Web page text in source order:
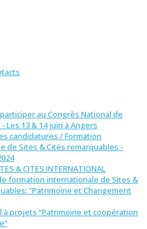
au Congrès National de
Les 13 & 14 juin à Angers
candidatures / Formation
de Sites & Cités remarquables -
& CITES INTERNATIONAL
formation internationale de Sites &
"Patrimoine et Changement
à projets “Patrimoine et coopération